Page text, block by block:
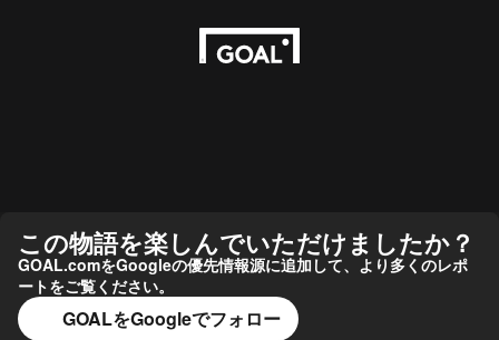
この物語を楽しんでいただけましたか？
GOAL.comをGoogleの優先情報源に追加して、より多くのレポ
ートをご覧ください。
GOALをGoogleでフォロー